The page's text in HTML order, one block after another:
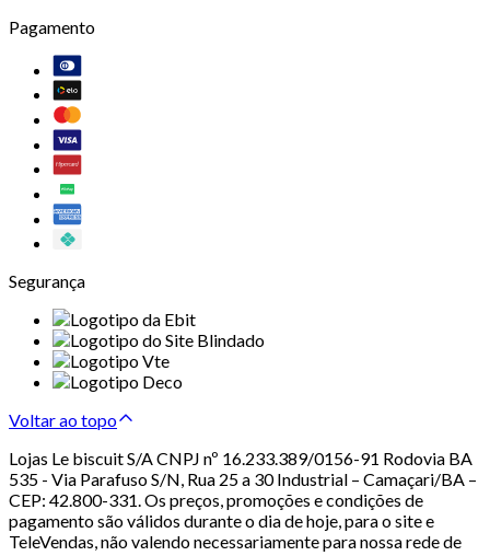
Pagamento
Segurança
Voltar ao topo
Lojas Le biscuit S/A CNPJ nº 16.233.389/0156-91 Rodovia BA
535 - Via Parafuso S/N, Rua 25 a 30 Industrial – Camaçari/BA –
CEP: 42.800-331. Os preços, promoções e condições de
pagamento são válidos durante o dia de hoje, para o site e
TeleVendas, não valendo necessariamente para nossa rede de